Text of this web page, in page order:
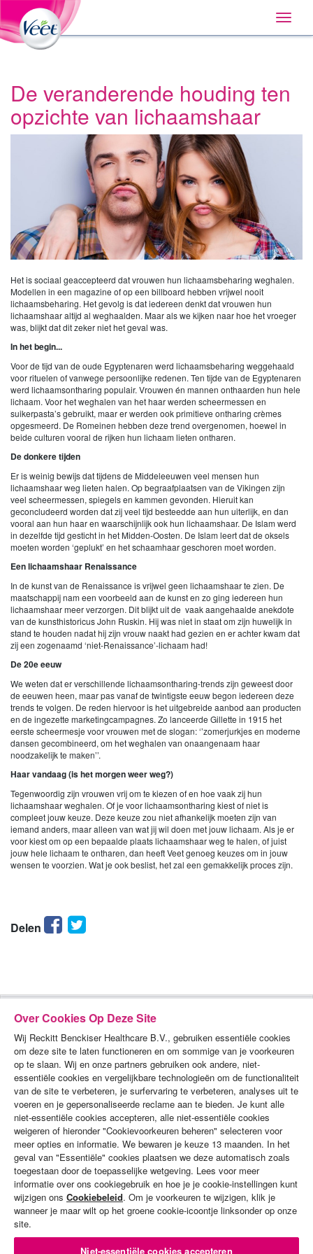
to:
Primary
Navigation,
Search
Huis
Navigation
Toggle
De veranderende houding ten
opzichte van lichaamshaar
Het is sociaal geaccepteerd dat vrouwen hun lichaamsbeharing weghalen.
Modellen in een magazine of op een billboard hebben vrijwel nooit
lichaamsbeharing. Het gevolg is dat iedereen denkt dat vrouwen hun
lichaamshaar altijd al weghaalden. Maar als we kijken naar hoe het vroeger
was, blijkt dat dit zeker niet het geval was.
In het begin...
Voor de tijd van de oude Egyptenaren werd lichaamsbeharing weggehaald
voor rituelen of vanwege persoonlijke redenen. Ten tijde van de Egyptenaren
werd lichaamsontharing populair. Vrouwen én mannen onthaarden hun hele
lichaam. Voor het weghalen van het haar werden scheermessen en
suikerpasta’s gebruikt, maar er werden ook primitieve ontharing crèmes
opgesmeerd. De Romeinen hebben deze trend overgenomen, hoewel in
beide culturen vooral de rijken hun lichaam lieten ontharen.
De donkere tijden
Er is weinig bewijs dat tijdens de Middeleeuwen veel mensen hun
lichaamshaar weg lieten halen. Op begraafplaatsen van de Vikingen zijn
veel scheermessen, spiegels en kammen gevonden. Hieruit kan
geconcludeerd worden dat zij veel tijd besteedde aan hun uiterlijk, en dan
vooral aan hun haar en waarschijnlijk ook hun lichaamshaar. De Islam werd
in dezelfde tijd gesticht in het Midden-Oosten. De Islam leert dat de oksels
moeten worden ‘geplukt’ en het schaamhaar geschoren moet worden.
Een lichaamshaar Renaissance
In de kunst van de Renaissance is vrijwel geen lichaamshaar te zien. De
maatschappij nam een voorbeeld aan de kunst en zo ging iedereen hun
lichaamshaar meer verzorgen. Dit blijkt uit de vaak aangehaalde anekdote
van de kunsthistoricus John Ruskin. Hij was niet in staat om zijn huwelijk in
stand te houden nadat hij zijn vrouw naakt had gezien en er achter kwam dat
zij een zogenaamd ‘niet-Renaissance’-lichaam had!
De 20e eeuw
We weten dat er verschillende lichaamsontharing-trends zijn geweest door
de eeuwen heen, maar pas vanaf de twintigste eeuw begon iedereen deze
trends te volgen. De reden hiervoor is het uitgebreide aanbod aan producten
en de ingezette marketingcampagnes. Zo lanceerde Gillette in 1915 het
eerste scheermesje voor vrouwen met de slogan: ‘’zomerjurkjes en moderne
dansen gecombineerd, om het weghalen van onaangenaam haar
noodzakelijk te maken’’.
Haar vandaag (is het morgen weer weg?)
Tegenwoordig zijn vrouwen vrij om te kiezen of en hoe vaak zij hun
lichaamshaar weghalen. Of je voor lichaamsontharing kiest of niet is
compleet jouw keuze. Deze keuze zou niet afhankelijk moeten zijn van
iemand anders, maar alleen van wat jij wil doen met jouw lichaam. Als je er
voor kiest om op een bepaalde plaats lichaamshaar weg te halen, of juist
jouw hele lichaam te ontharen, dan heeft Veet genoeg keuzes om in jouw
wensen te voorzien. Wat je ook beslist, het zal een gemakkelijk proces zijn.
Delen Facebook
Twitter
PRODUCTEN
DEMO'S
ALGEMENE VOORWAARDEN
PRIVACYBELEID
COOKIES-BELEID
Over Cookies Op Deze Site
Wij Reckitt Benckiser Healthcare B.V., gebruiken essentiële cookies
om deze site te laten functioneren en om sommige van je voorkeuren
op te slaan. Wij en onze partners gebruiken ook andere, niet-
essentiële cookies en vergelijkbare technologieën om de functionaliteit
van de site te verbeteren, je surfervaring te verbeteren, analyses uit te
voeren en je gepersonaliseerde reclame aan te bieden. Je kunt alle
niet-essentiële cookies accepteren, alle niet-essentiële cookies
weigeren of hieronder "Cookievoorkeuren beheren" selecteren voor
meer opties en informatie. We bewaren je keuze 13 maanden. In het
geval van "Essentiële" cookies plaatsen we deze automatisch zoals
toegestaan door de toepasselijke wetgeving. Lees voor meer
informatie over ons cookiegebruik en hoe je je cookie-instellingen kunt
wijzigen ons Cookiebeleid. Om je voorkeuren te wijzigen, klik je
wanneer je maar wilt op het groene cookie-icoontje linksonder op onze
site.
Niet-essentiële cookies accepteren